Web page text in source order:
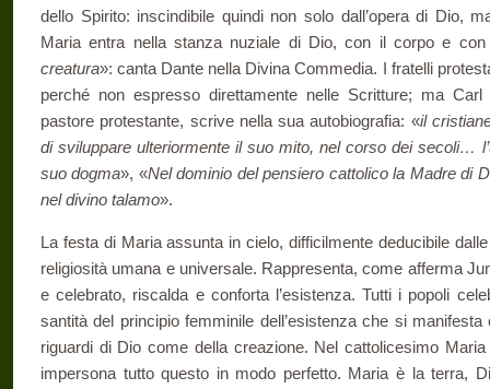
dello Spirito: inscindibile quindi non solo dall’opera di Dio,
Maria entra nella stanza nuziale di Dio, con il corpo e
creatura»: canta Dante nella Divina Commedia. I fratelli
perché non espresso direttamente nelle Scritture; ma
pastore protestante, scrive nella sua autobiografia: «il
di sviluppare ulteriormente il suo mito, nel corso dei secoli…
suo dogma», «Nel dominio del pensiero cattolico la Madre di
nel divino talamo».
La festa di Maria assunta in cielo, difficilmente deducibile
religiosità umana e universale. Rappresenta, come afferma
e celebrato, riscalda e conforta l’esistenza. Tutti i popoli
santità del principio femminile dell’esistenza che si
riguardi di Dio come della creazione. Nel cattolicesimo
impersona tutto questo in modo perfetto. Maria è la terra,